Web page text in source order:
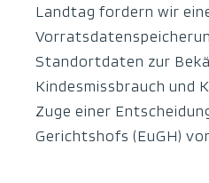
Landtag fordern wir
Standortdaten zur
Kindesmissbrauch und
Zuge einer
Gerichtshofs (EuGH)